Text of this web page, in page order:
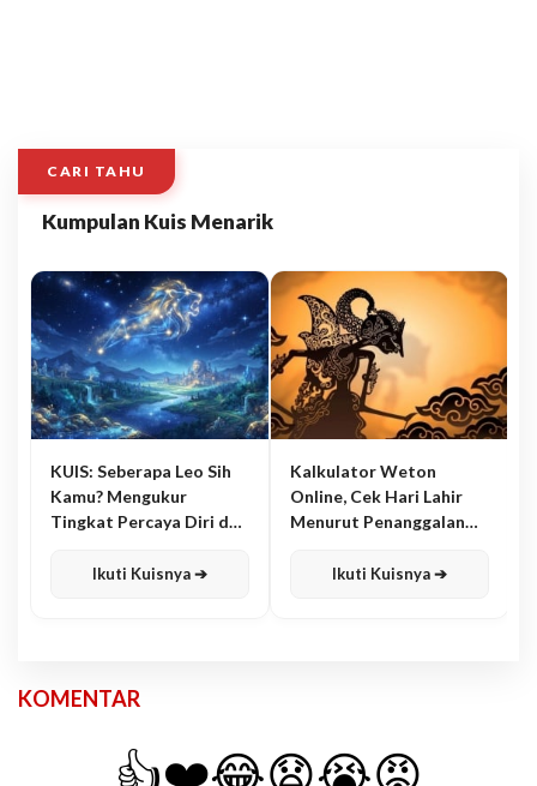
CARI TAHU
Kumpulan Kuis Menarik
KUIS: Seberapa Leo Sih
Kamu? Mengukur
Tingkat Percaya Diri dan
Ikuti Kuisnya ➔
Kalkulator Weton
Online, Cek Hari Lahir
Menurut Penanggalan
Ikuti Kuisnya ➔
KOMENTAR
👍❤️😂😧😭😡